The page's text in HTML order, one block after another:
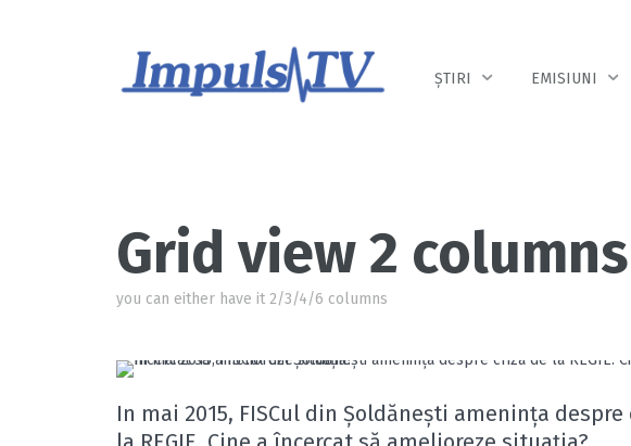
Emisiuni
ȘTIRI
EMISIUNI
Grid view 2
you can either have it 2/3/4/6 columns
In mai 2015, FISCul din Șoldănești amenința despre